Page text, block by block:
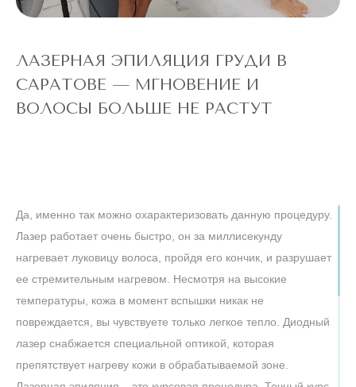
Александритовый
подмышки, малая
зона) действует
клиентов
5 ДНЕЙ
до
конца акции
ЛАЗЕРНАЯ ЭПИЛЯЦИЯ ГРУДИ В
САРАТОВЕ — МГНОВЕНИЕ И
ВОЛОСЫ БОЛЬШЕ НЕ РАСТУТ
Да, именно так можно охарактеризовать данную процедуру.
Лазер работает очень быстро, он за миллисекунду
нагревает луковицу волоса, пройдя его кончик, и разрушает
ее стремительным нагревом. Несмотря на высокие
температуры, кожа в момент вспышки никак не
повреждается, вы чувствуете только легкое тепло. Диодный
лазер снабжается специальной оптикой, которая
препятствует нагреву кожи в обрабатываемой зоне.